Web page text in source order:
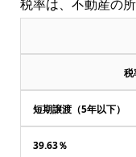
税率は、不動産の
税
短期譲渡（5年以下）
39.63％